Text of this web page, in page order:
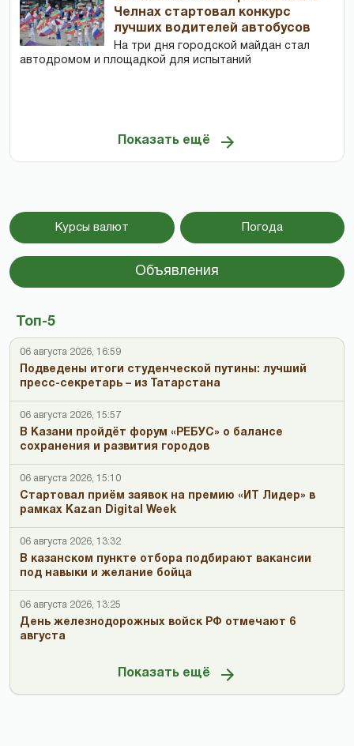
Челнах стартовал конкурс
лучших водителей автобусов
На три дня городской майдан стал
автодромом и площадкой для испытаний
Показать ещё
Курсы валют Погода
Объявления
Топ-5
06 августа 2026, 16:59
Подведены итоги студенческой путины: лучший
пресс-секретарь – из Татарстана
06 августа 2026, 15:57
В Казани пройдёт форум «РЕБУС» о балансе
сохранения и развития городов
06 августа 2026, 15:10
Стартовал приём заявок на премию «ИТ Лидер» в
рамках Kazan Digital Week
06 августа 2026, 13:32
В казанском пункте отбора подбирают вакансии
под навыки и желание бойца
06 августа 2026, 13:25
День железнодорожных войск РФ отмечают 6
августа
Показать ещё